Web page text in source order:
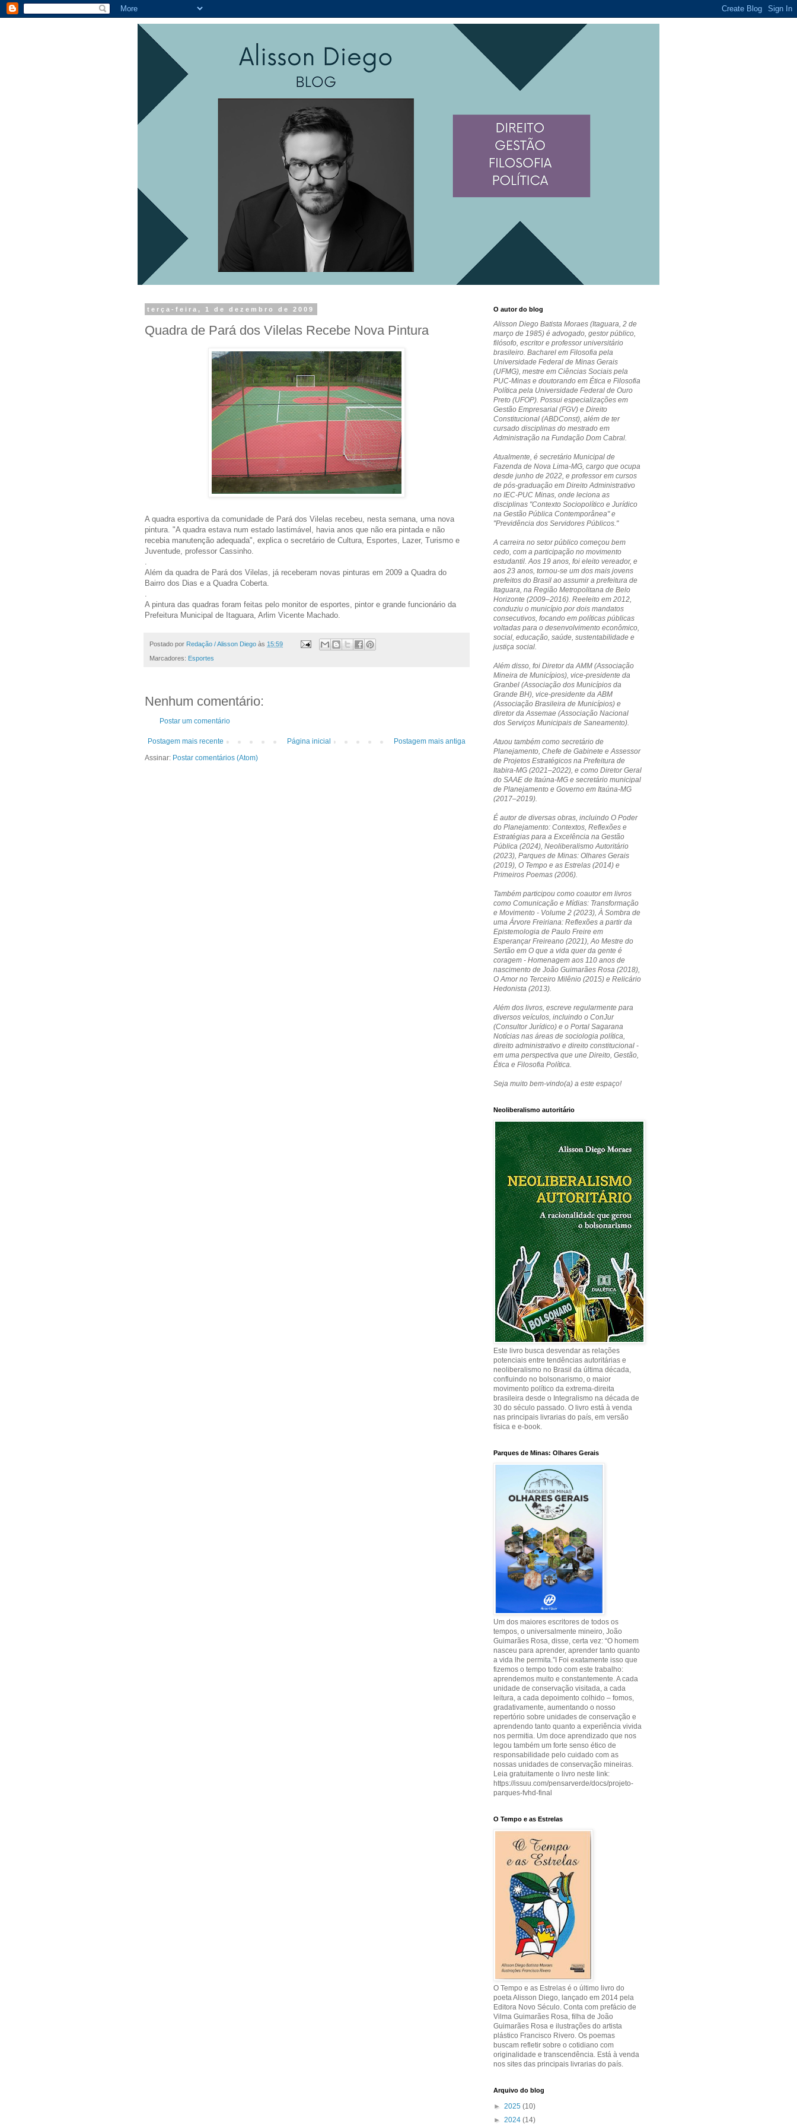
terça-feira, 1 de dezembro de 2009
Quadra de Pará dos Vilelas Recebe Nova Pintura
A quadra esportiva da comunidade de Pará dos Vilelas recebeu, nesta semana, uma nova
pintura. "A quadra estava num estado lastimável, havia anos que não era pintada e não
recebia manutenção adequada", explica o secretário de Cultura, Esportes, Lazer, Turismo e
Juventude, professor Cassinho.
Além da quadra de Pará dos Vilelas, já receberam novas pinturas em 2009 a Quadra do
Bairro dos Dias e a Quadra Coberta.
A pintura das quadras foram feitas pelo monitor de esportes, pintor e grande funcionário da
Prefeitura Municipal de Itaguara, Arlim Vicente Machado.
Postado por Redação / Alisson Diego às 15:59
Marcadores: Esportes
Nenhum comentário:
Postar um comentário
Postagem mais recente Postagem mais antiga
Página inicial
Assinar: Postar comentários (Atom)
O autor do blog
Alisson Diego Batista Moraes (Itaguara, 2 de
março de 1985) é advogado, gestor público,
filósofo, escritor e professor universitário
brasileiro. Bacharel em Filosofia pela
Universidade Federal de Minas Gerais
(UFMG), mestre em Ciências Sociais pela
PUC-Minas e doutorando em Ética e Filosofia
Política pela Universidade Federal de Ouro
Preto (UFOP). Possui especializações em
Gestão Empresarial (FGV) e Direito
Constitucional (ABDConst), além de ter
cursado disciplinas do mestrado em
Administração na Fundação Dom Cabral.
Atualmente, é secretário Municipal de
Fazenda de Nova Lima-MG, cargo que ocupa
desde junho de 2022, e professor em cursos
de pós-graduação em Direito Administrativo
no IEC-PUC Minas, onde leciona as
disciplinas "Contexto Sociopolítico e Jurídico
na Gestão Pública Contemporânea" e
"Previdência dos Servidores Públicos."
A carreira no setor público começou bem
cedo, com a participação no movimento
estudantil. Aos 19 anos, foi eleito vereador, e
aos 23 anos, tornou-se um dos mais jovens
prefeitos do Brasil ao assumir a prefeitura de
Itaguara, na Região Metropolitana de Belo
Horizonte (2009–2016). Reeleito em 2012,
conduziu o município por dois mandatos
consecutivos, focando em políticas públicas
voltadas para o desenvolvimento econômico,
social, educação, saúde, sustentabilidade e
justiça social.
Além disso, foi Diretor da AMM (Associação
Mineira de Municípios), vice-presidente da
Granbel (Associação dos Municípios da
Grande BH), vice-presidente da ABM
(Associação Brasileira de Municípios) e
diretor da Assemae (Associação Nacional
dos Serviços Municipais de Saneamento).
Atuou também como secretário de
Planejamento, Chefe de Gabinete e Assessor
de Projetos Estratégicos na Prefeitura de
Itabira-MG (2021–2022), e como Diretor Geral
do SAAE de Itaúna-MG e secretário municipal
de Planejamento e Governo em Itaúna-MG
(2017–2019).
É autor de diversas obras, incluindo O Poder
do Planejamento: Contextos, Reflexões e
Estratégias para a Excelência na Gestão
Pública (2024), Neoliberalismo Autoritário
(2023), Parques de Minas: Olhares Gerais
(2019), O Tempo e as Estrelas (2014) e
Primeiros Poemas (2006).
Também participou como coautor em livros
como Comunicação e Mídias: Transformação
e Movimento - Volume 2 (2023), À Sombra de
uma Árvore Freiriana: Reflexões a partir da
Epistemologia de Paulo Freire em
Esperançar Freireano (2021), Ao Mestre do
Sertão em O que a vida quer da gente é
coragem - Homenagem aos 110 anos de
nascimento de João Guimarães Rosa (2018),
O Amor no Terceiro Milênio (2015) e Relicário
Hedonista (2013).
Além dos livros, escreve regularmente para
diversos veículos, incluindo o ConJur
(Consultor Jurídico) e o Portal Sagarana
Notícias nas áreas de sociologia política,
direito administrativo e direito constitucional -
em uma perspectiva que une Direito, Gestão,
Ética e Filosofia Política.
Seja muito bem-vindo(a) a este espaço!
Neoliberalismo autoritário
Este livro busca desvendar as relações
potenciais entre tendências autoritárias e
neoliberalismo no Brasil da última década,
confluindo no bolsonarismo, o maior
movimento político da extrema-direita
brasileira desde o Integralismo na década de
30 do século passado. O livro está à venda
nas principais livrarias do país, em versão
física e e-book.
Parques de Minas: Olhares Gerais
Um dos maiores escritores de todos os
tempos, o universalmente mineiro, João
Guimarães Rosa, disse, certa vez: “O homem
nasceu para aprender, aprender tanto quanto
a vida lhe permita.”I Foi exatamente isso que
fizemos o tempo todo com este trabalho:
aprendemos muito e constantemente. A cada
unidade de conservação visitada, a cada
leitura, a cada depoimento colhido – fomos,
gradativamente, aumentando o nosso
repertório sobre unidades de conservação e
aprendendo tanto quanto a experiência vivida
nos permitia. Um doce aprendizado que nos
legou também um forte senso ético de
responsabilidade pelo cuidado com as
nossas unidades de conservação mineiras.
Leia gratuitamente o livro neste link:
https://issuu.com/pensarverde/docs/projeto-
parques-fvhd-final
O Tempo e as Estrelas
O Tempo e as Estrelas é o último livro do
poeta Alisson Diego, lançado em 2014 pela
Editora Novo Século. Conta com prefácio de
Vilma Guimarães Rosa, filha de João
Guimarães Rosa e ilustrações do artista
plástico Francisco Rivero. Os poemas
buscam refletir sobre o cotidiano com
originalidade e transcendência. Está à venda
nos sites das principais livrarias do país.
Arquivo do blog
► 2025 (10)
► 2024 (14)